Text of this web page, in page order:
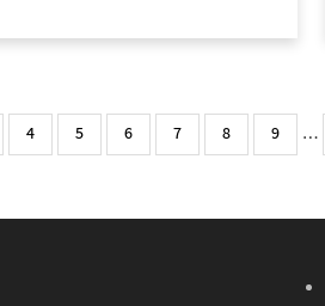
Page
4 Page
5 Page
6 Page
7 Page
8 Page
9 …